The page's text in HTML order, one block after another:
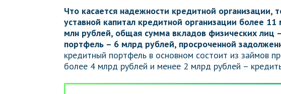
Что касается надежности кредитной организации,
уставной капитал кредитной организации более
млн рублей, общая сумма вкладов физических лиц
портфель – 6 млрд рублей, просроченной
кредитный портфель в основном состоит из займов
более 4 млрд рублей и менее 2 млрд рублей –